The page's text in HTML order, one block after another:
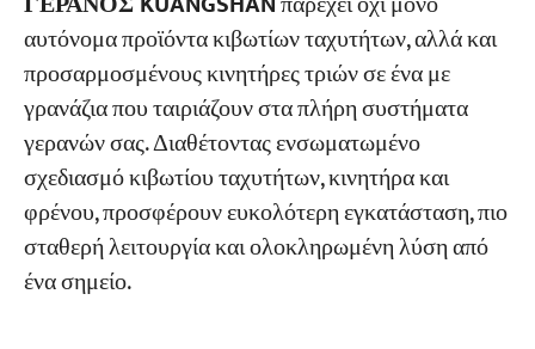
αυτόνομα προϊόντα κιβωτίων ταχυτήτων, αλλά και
προσαρμοσμένους κινητήρες τριών σε ένα με
γρανάζια που ταιριάζουν στα πλήρη συστήματα
γερανών σας. Διαθέτοντας ενσωματωμένο
σχεδιασμό κιβωτίου ταχυτήτων, κινητήρα και
φρένου, προσφέρουν ευκολότερη εγκατάσταση, πιο
σταθερή λειτουργία και ολοκληρωμένη λύση από
ένα σημείο.